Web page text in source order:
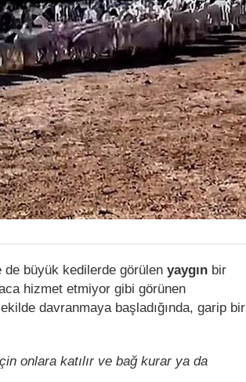
büyük kedilerde görülen yaygın bir
hizmet etmiyor gibi görünen
davranmaya başladığında, garip bir
onlara katılır ve bağ kurar ya da